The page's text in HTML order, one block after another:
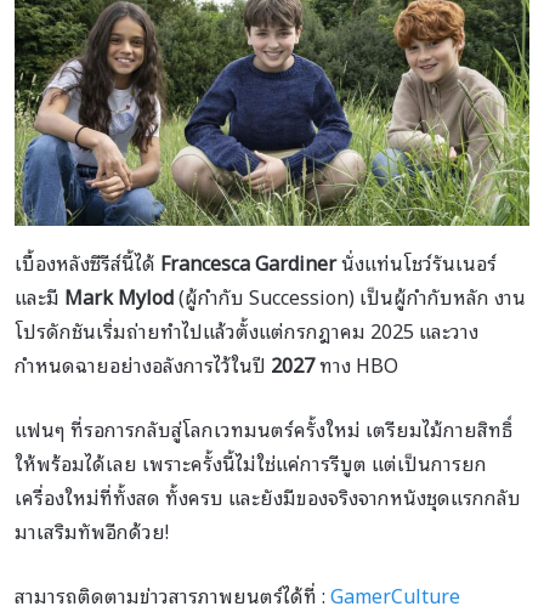
เบื้องหลังซีรีส์นี้ได้ Francesca Gardinerนั่งแท่นโชว์รันเนอร์
และมี Mark Mylod(ผู้กำกับ Succession) เป็นผู้กำกับหลัก งาน
โปรดักชันเริ่มถ่ายทำไปแล้วตั้งแต่กรกฎาคม 2025 และวาง
กำหนดฉายอย่างอลังการไว้ในปี 2027ทาง HBO
แฟนๆ ที่รอการกลับสู่โลกเวทมนตร์ครั้งใหม่ เตรียมไม้กายสิทธิ์
ให้พร้อมได้เลย เพราะครั้งนี้ไม่ใช่แค่การรีบูต แต่เป็นการยก
เครื่องใหม่ที่ทั้งสด ทั้งครบ และยังมีของจริงจากหนังชุดแรกกลับ
มาเสริมทัพอีกด้วย!
สามารถติดตามข่าวสารภาพยนตร์ได้ที่ :GamerCulture